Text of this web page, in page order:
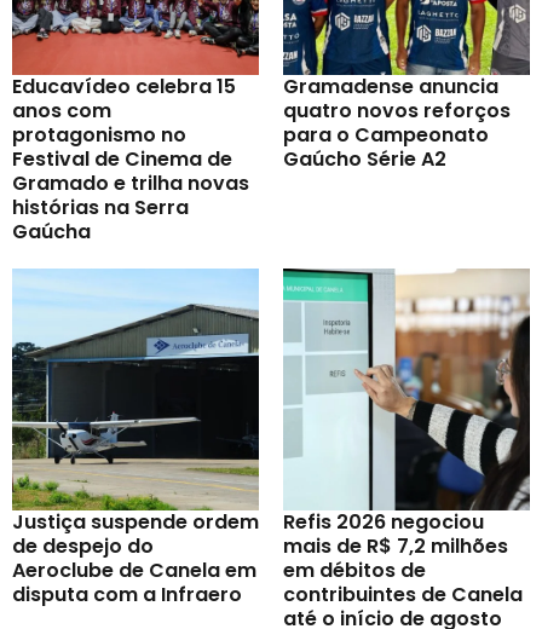
Educavídeo celebra 15
anos com
protagonismo no
Festival de Cinema de
Gramado e trilha novas
histórias na Serra
Gaúcha
Gramadense anuncia
quatro novos reforços
para o Campeonato
Gaúcho Série A2
Justiça suspende ordem
de despejo do
Aeroclube de Canela em
disputa com a Infraero
Refis 2026 negociou
mais de R$ 7,2 milhões
em débitos de
contribuintes de Canela
até o início de agosto